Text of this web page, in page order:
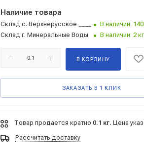
Наличие товара
Склад с. Верхнерусское
В наличии:
Склад г. Минеральные Воды В наличии: 2 кг
В КОРЗИНУ
ЗАКАЗАТЬ В 1 КЛИК
Товар продается кратно 0.1 кг. Цена
Рассчитать доставку